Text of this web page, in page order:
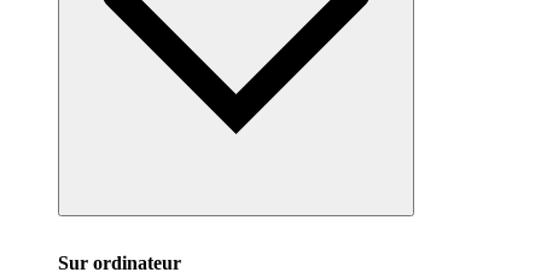
Sur ordinateur